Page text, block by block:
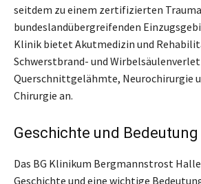
seitdem zu einem zertifizierten
bundeslandübergreifenden
Klinik bietet Akutmedizin und
Schwerstbrand- und
Querschnittgelähmte, Neurochirurgie
Chirurgie an.
Geschichte und Bedeutung
Das BG Klinikum Bergmannstrost
Geschichte und eine wichtige